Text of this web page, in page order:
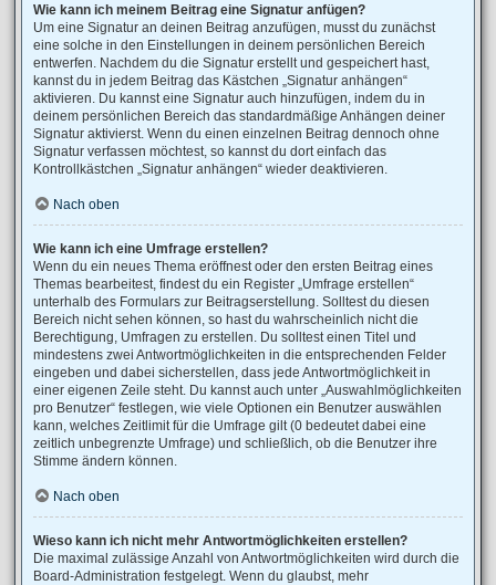
Wie kann ich meinem Beitrag eine Signatur anfügen?
Um eine Signatur an deinen Beitrag anzufügen, musst du zunächst
eine solche in den Einstellungen in deinem persönlichen Bereich
entwerfen. Nachdem du die Signatur erstellt und gespeichert hast,
kannst du in jedem Beitrag das Kästchen „Signatur anhängen“
aktivieren. Du kannst eine Signatur auch hinzufügen, indem du in
deinem persönlichen Bereich das standardmäßige Anhängen deiner
Signatur aktivierst. Wenn du einen einzelnen Beitrag dennoch ohne
Signatur verfassen möchtest, so kannst du dort einfach das
Kontrollkästchen „Signatur anhängen“ wieder deaktivieren.
Nach oben
Wie kann ich eine Umfrage erstellen?
Wenn du ein neues Thema eröffnest oder den ersten Beitrag eines
Themas bearbeitest, findest du ein Register „Umfrage erstellen“
unterhalb des Formulars zur Beitragserstellung. Solltest du diesen
Bereich nicht sehen können, so hast du wahrscheinlich nicht die
Berechtigung, Umfragen zu erstellen. Du solltest einen Titel und
mindestens zwei Antwortmöglichkeiten in die entsprechenden Felder
eingeben und dabei sicherstellen, dass jede Antwortmöglichkeit in
einer eigenen Zeile steht. Du kannst auch unter „Auswahlmöglichkeiten
pro Benutzer“ festlegen, wie viele Optionen ein Benutzer auswählen
kann, welches Zeitlimit für die Umfrage gilt (0 bedeutet dabei eine
zeitlich unbegrenzte Umfrage) und schließlich, ob die Benutzer ihre
Stimme ändern können.
Nach oben
Wieso kann ich nicht mehr Antwortmöglichkeiten erstellen?
Die maximal zulässige Anzahl von Antwortmöglichkeiten wird durch die
Board-Administration festgelegt. Wenn du glaubst, mehr